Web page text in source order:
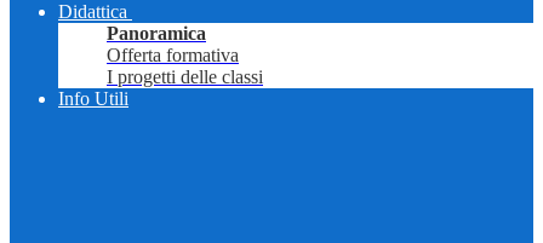
Didattica
Panoramica
Offerta formativa
I progetti delle classi
Info Utili